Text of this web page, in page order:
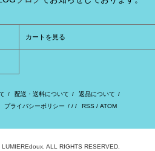
カートを見る
/ 配送・送料について / 返品について /
プライバシーポリシー / / / RSS / ATOM
ALL RIGHTS RESERVED.